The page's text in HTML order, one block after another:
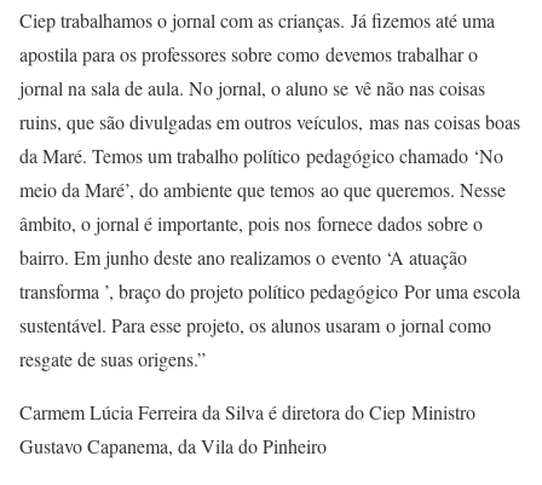
Ciep trabalhamos o jornal com as crianças. Já fizemos até uma
apostila para os professores sobre como devemos trabalhar o
jornal na sala de aula. No jornal, o aluno se vê não nas coisas
ruins, que são divulgadas em outros veículos, mas nas coisas boas
da Maré. Temos um trabalho político pedagógico chamado ‘No
meio da Maré’, do ambiente que temos ao que queremos. Nesse
âmbito, o jornal é importante, pois nos fornece dados sobre o
bairro. Em junho deste ano realizamos o evento ‘A atuação
transforma ’, braço do projeto político pedagógico Por uma escola
sustentável. Para esse projeto, os alunos usaram o jornal como
resgate de suas origens.”
Carmem Lúcia Ferreira da Silva é diretora do Ciep Ministro
Gustavo Capanema, da Vila do Pinheiro